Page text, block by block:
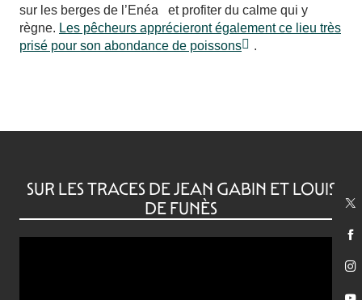
sur les berges de l’Enéa et profiter du calme qui y
règne. Les pêcheurs apprécieront également ce lieu très
prisé pour son abondance de poissons
.
SUR LES TRACES DE JEAN GABIN ET LOUIS
DE FUNÈS